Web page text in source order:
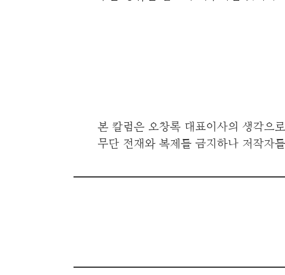
본 칼럼은 오창록 대표이사의 생각으
무단 전재와 복제를 금지하나 저작자